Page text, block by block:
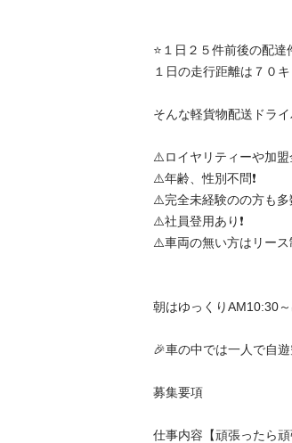
⭐️１日２５件前後の配達
１日の走行距離は７０
そんな軽貨物配送ドラ
⚠️ロイヤリティーや加盟
⚠️年齢、性別不問❗️
⚠️完全未経験のの方も多
⚠️社員登用あり❗️
⚠️車両の無い方はリース
朝はゆっくりAM10:30
🎉車の中では一人で自遊空
募集要項
仕事内容【頑張ったら頑